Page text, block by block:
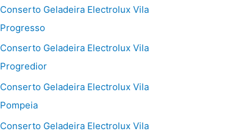
Conserto Geladeira Electrolux Vila
Progresso
Conserto Geladeira Electrolux Vila
Progredior
Conserto Geladeira Electrolux Vila
Pompeia
Conserto Geladeira Electrolux Vila